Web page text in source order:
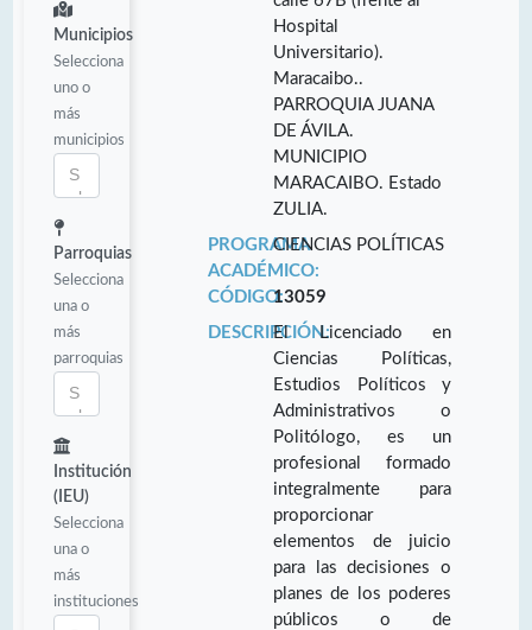
Municipios
Selecciona
uno o
más
municipios
Parroquias
Selecciona
una o
más
parroquias
Institución
(IEU)
Selecciona
una o
más
instituciones
Hospital
Universitario).
Maracaibo..
PARROQUIA JUANA
DE ÁVILA.
MUNICIPIO
MARACAIBO. Estado
ZULIA.
PROGRAMA
ACADÉMICO:
CIENCIAS POLÍTICAS
CÓDIGO:13059
DESCRIPCIÓN:El Licenciado en
Ciencias Políticas,
Estudios Políticos y
Administrativos o
Politólogo, es un
profesional formado
integralmente para
proporcionar
elementos de juicio
para las decisiones o
planes de los poderes
públicos o de